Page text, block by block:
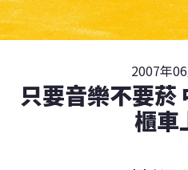
2007年
只要音樂不要菸
櫃車